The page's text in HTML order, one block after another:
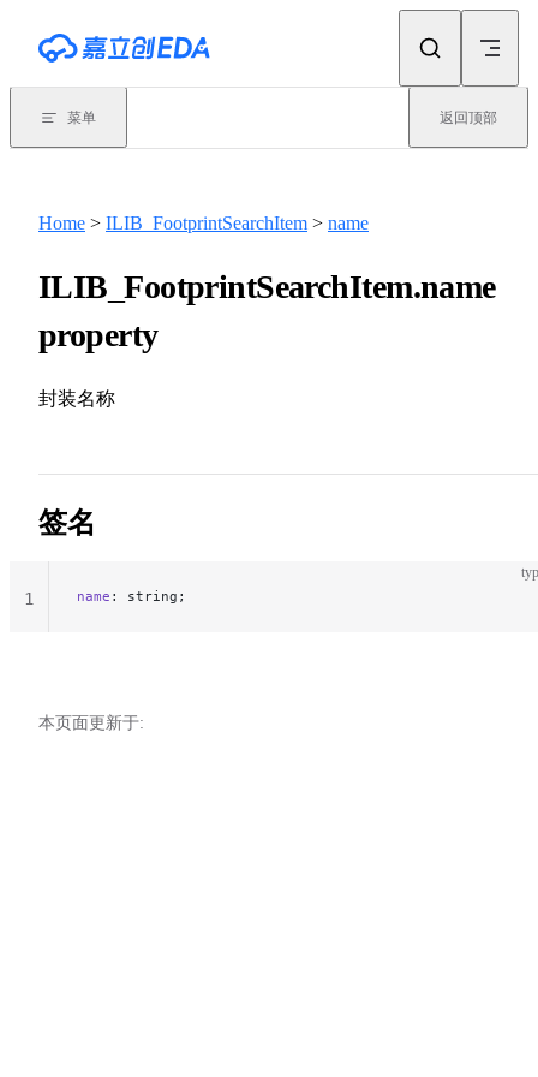
菜单 返回顶部
Home > ILIB_FootprintSearchItem > name
ILIB_FootprintSearchItem.name
property
封装名称
签名
name : string;
1
本页面更新于: